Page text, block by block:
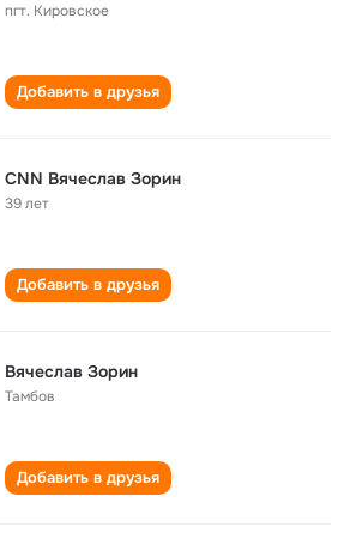
пгт. Кировское
Добавить в друзья
CNN Вячеслав Зорин
39 лет
Добавить в друзья
Вячеслав Зорин
Тамбов
Добавить в друзья